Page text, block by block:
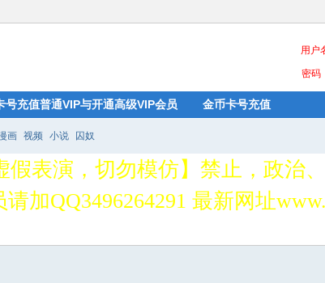
用户
密码
号充值普通VIP与开通高级VIP会员 金币卡号充值
画 视频 小说 囚奴
假表演，切勿模仿】禁止，政治
加QQ3496264291 最新网址